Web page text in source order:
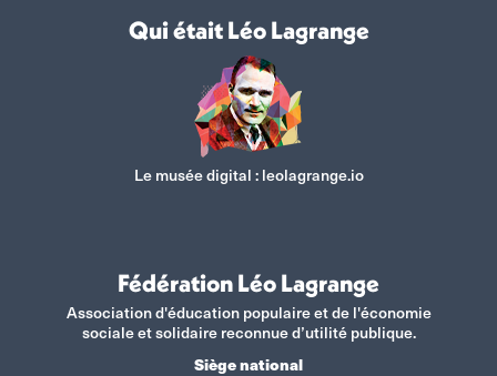
Qui était Léo Lagrange
Le musée digital :leolagrange.io
Fédération Léo Lagrange
Association d'éducation populaire et de l'économie
sociale et solidaire reconnue d’utilité publique.
Siège national